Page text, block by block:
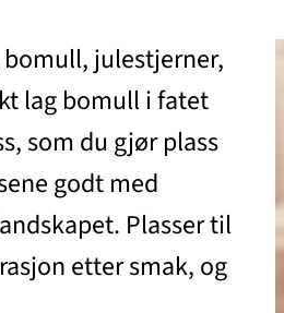
julestjerner,
lag bomull i fatet
som du gjør plass
godt med
Plasser til
etter smak, og